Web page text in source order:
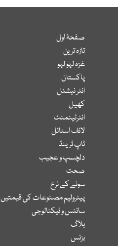
صفحۂ اول
تازہ ترین
غزہ لہو لہو
پاکستان
انٹر نیشنل
کھیل
انٹرٹینمنٹ
لائف اسٹائل
ٹاپ ٹرینڈ
دلچسپ و عجیب
صحت
سونے کے نرخ
پیٹرولیم مصنوعات کی قیمتیں
سائنس و ٹیکنالوجی
بلاگ
بزنس